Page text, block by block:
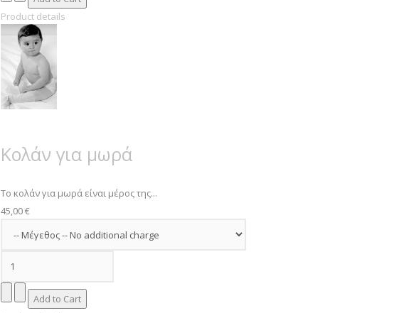
Product details
Κολάν για μωρά
Το κολάν για μωρά είναι μέρος της...
45,00 €